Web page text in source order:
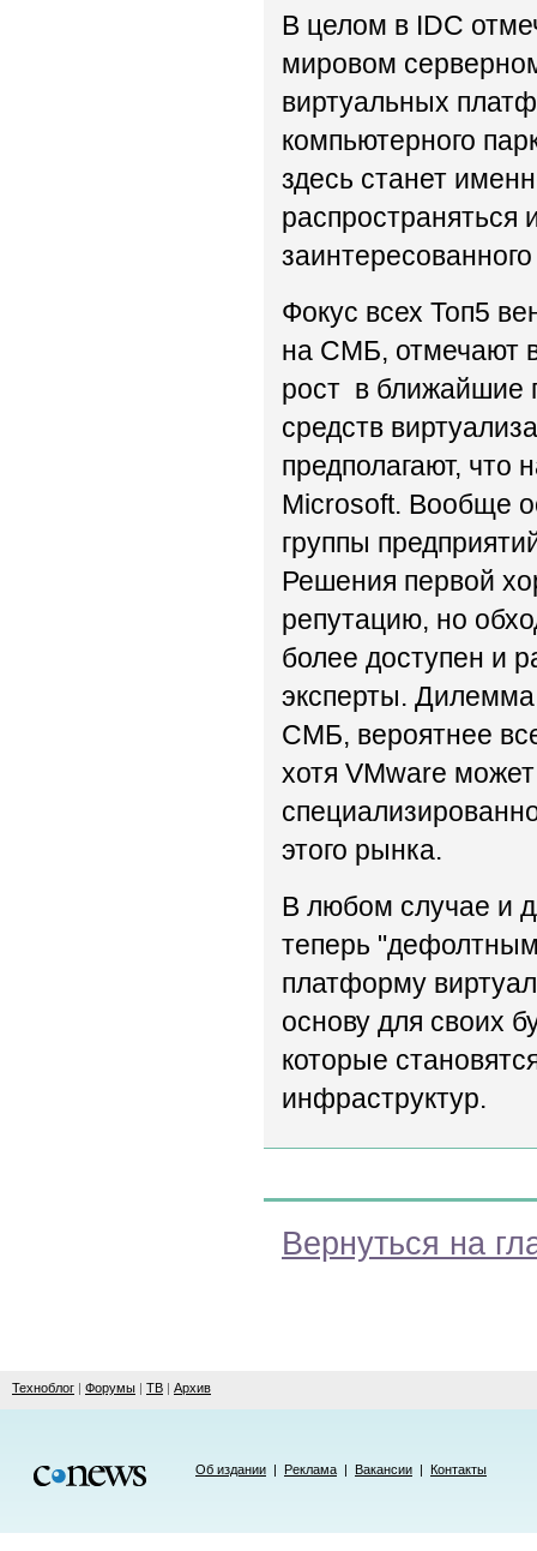
В целом в IDC
мировом
виртуальных
компьютерного
здесь станет
распространяться
Фокус всех Топ5
на СМБ, отмечают
рост в ближайшие
средств
предполагают,
Microsoft. Вообще
группы
Решения первой
репутацию, но
более доступен и
эксперты.
СМБ, вероятнее
хотя VMware
этого рынка.
В любом случае и
теперь
платформу
основу для своих
которые
инфраструктур.
Вернуться на
Техноблог | Форумы | ТВ | Архив
Об издании | Реклама | Вакансии | Контакты